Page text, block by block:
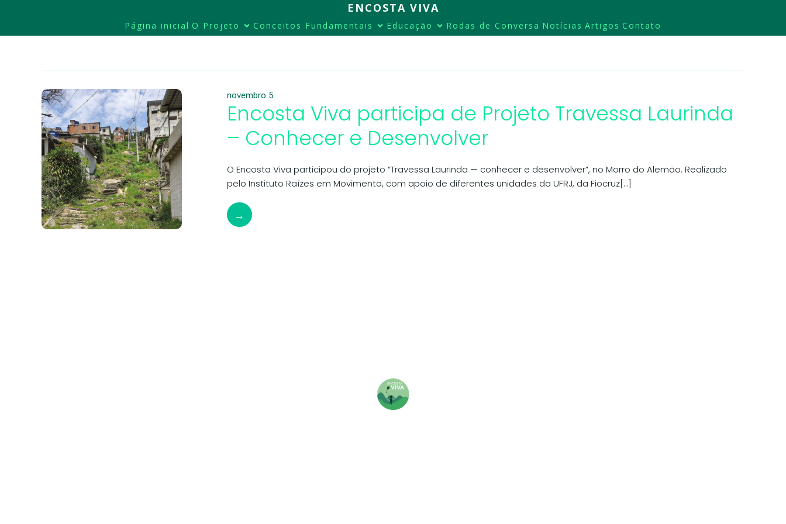
ENCOSTA VIVA
Página inicial O Projeto Conceitos Fundamentais Educação Rodas de Conversa Notícias Artigos Contato
novembro 5
Encosta Viva participa de Projeto Travessa Laurinda
– Conhecer e Desenvolver
O Encosta Viva participou do projeto “Travessa Laurinda — conhecer e desenvolver”, no Morro do Alemão. Realizado
pelo Instituto Raízes em Movimento, com apoio de diferentes unidades da UFRJ, da Fiocruz[…]
→